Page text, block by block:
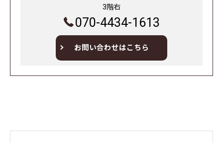
3階右
070-4434-1613
お問い合わせはこちら